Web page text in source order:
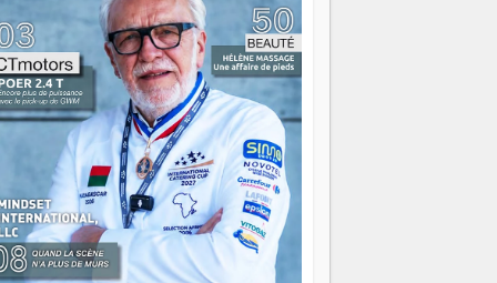
on pourrait s'arrêter là, applaudir et
chez soi satisfait. Mais ce serait
à côté d'une chose essentielle. La
ça brûle fort — et parfois, ça brûle
Une flamme sans direction peut
autant qu'elle peut consumer. C'est
que les aînés entrent en scène — pas
reprendre le gouvernail, mais pour
où sont les récifs. Les jeunes ont la
les vieux ont l'expérience, comme on
Ce n'est pas un combat de générations
c'est une question d'équipage. Partagez
réussites, mais aussi vos échecs. Surtout
échecs, d'ailleurs — ils enseignent